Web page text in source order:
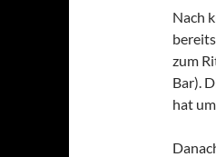
Nach
zum
Bar).
hat